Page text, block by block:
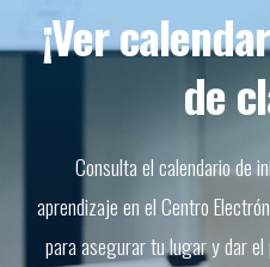
¡Ver
de
Consulta el calendario de
aprendizaje en el Centro
para asegurar tu lugar y dar el